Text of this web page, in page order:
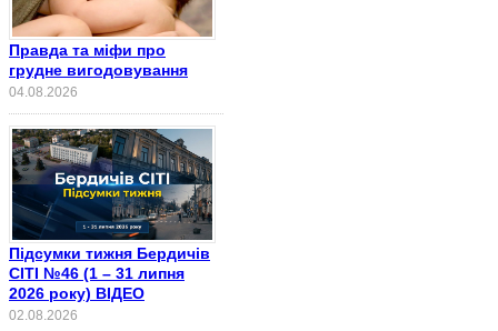
Правда та міфи про
грудне вигодовування
04.08.2026
Підсумки тижня Бердичів
СІТІ №46 (1 – 31 липня
2026 року) ВІДЕО
02.08.2026